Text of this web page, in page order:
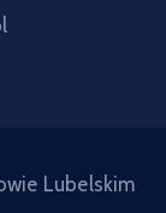
Lubelskim